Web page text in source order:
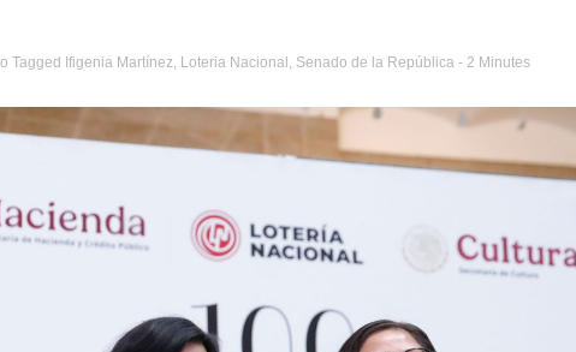
Tagged Ifigenia Martínez, Loteria Nacional , Senado de la República - 2 Minutes